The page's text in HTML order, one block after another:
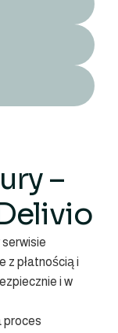
–
serwisie
z płatnością i
i w
proces